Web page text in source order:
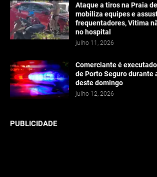
Ataque a tiros na Praia
mobiliza equipes e
frequentadores, Vitima
no hospital
julho 11, 2026
Comerciante é
de Porto Seguro durante
deste domingo
julho 12, 2026
PUBLICIDADE